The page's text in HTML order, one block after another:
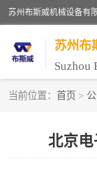
苏州布
当前位置： 首页 >
北京